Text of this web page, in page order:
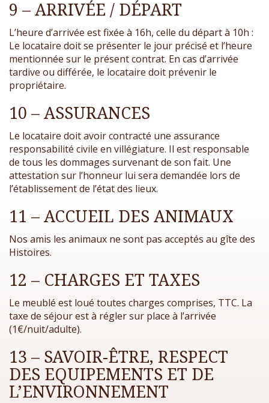
9 – ARRIVÉE / DÉPART
L’heure d’arrivée est fixée à 16h, celle du départ à 10h :
Le locataire doit se présenter le jour précisé et l’heure
mentionnée sur le présent contrat. En cas d’arrivée
tardive ou différée, le locataire doit prévenir le
propriétaire.
10 – ASSURANCES
Le locataire doit avoir contracté une assurance
responsabilité civile en villégiature. Il est responsable
de tous les dommages survenant de son fait. Une
attestation sur l’honneur lui sera demandée lors de
l’établissement de l’état des lieux.
11 – ACCUEIL DES ANIMAUX
Nos amis les animaux ne sont pas acceptés au gîte des
Histoires.
12 – CHARGES ET TAXES
Le meublé est loué toutes charges comprises, TTC. La
taxe de séjour est à régler sur place à l’arrivée
(1€/nuit/adulte).
13 – SAVOIR-ÊTRE, RESPECT
DES EQUIPEMENTS ET DE
L’ENVIRONNEMENT